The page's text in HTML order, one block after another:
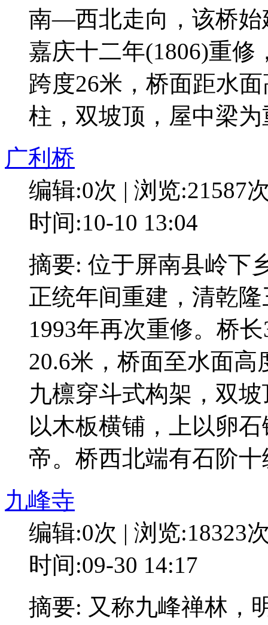
南—西北走向，该桥始
嘉庆十二年(1806)重修
跨度26米，桥面距水
柱，双坡顶，屋中梁
广利桥
编辑:0次 | 浏览:21587
时间:10-10 13:04
摘要: 位于屏南县岭下
正统年间重建，清乾
1993年再次重修。桥
20.6米，桥面至水面高
九檩穿斗式构架，双
以木板横铺，上以卵
帝。桥西北端有石阶十
九峰寺
编辑:0次 | 浏览:18323
时间:09-30 14:17
摘要: 又称九峰禅林，